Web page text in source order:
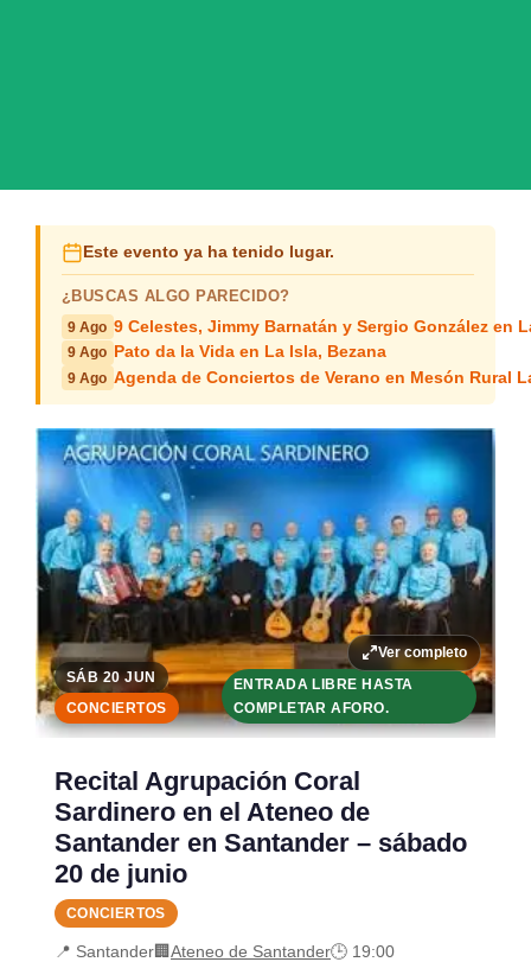
Este evento ya ha tenido lugar.
¿BUSCAS ALGO PARECIDO?
9 Ago 9 Celestes, Jimmy Barnatán y Sergio González en
9 Ago Pato da la Vida en La Isla, Bezana
9 Ago Agenda de Conciertos de Verano en Mesón Rural
Ver completo
SÁB 20 JUN
CONCIERTOS
ENTRADA LIBRE HASTA
COMPLETAR AFORO.
Recital Agrupación Coral
Sardinero en el Ateneo de
Santander en Santander – sábado
20 de junio
CONCIERTOS
📍 Santander🏢Ateneo de Santander🕒 19:00